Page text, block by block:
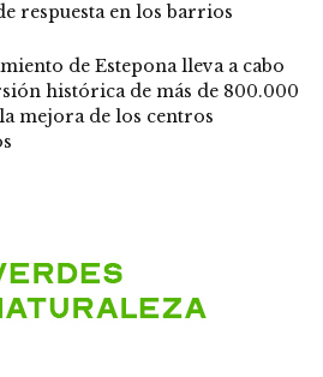
respuesta en los barrios
de Estepona lleva a cabo
histórica de más de 800.000
mejora de los centros